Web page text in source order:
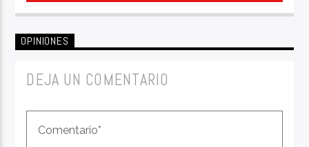
OPINIONES
DEJA UN COMENTARIO